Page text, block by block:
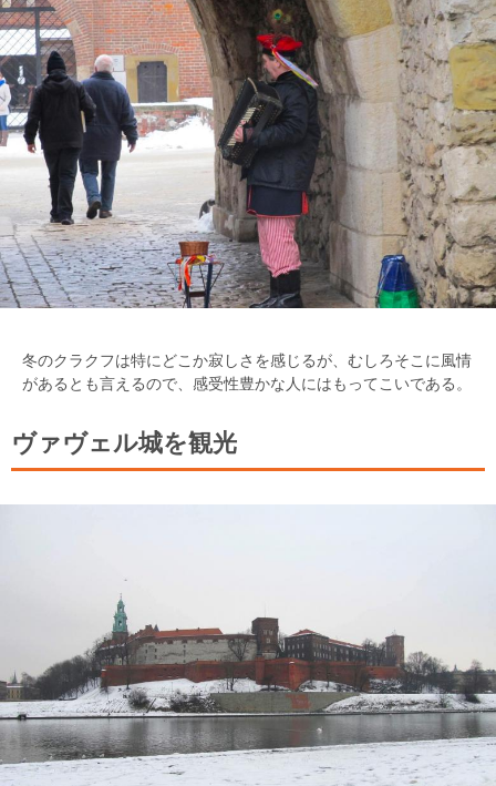
冬のクラクフは特にどこか寂しさを感じるが、むしろそこに風情
があるとも言えるので、感受性豊かな人にはもってこいである。
ヴァヴェル城を観光